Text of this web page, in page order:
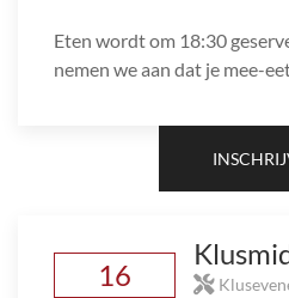
Eten wordt om 18:30
nemen we aan dat je mee-
16